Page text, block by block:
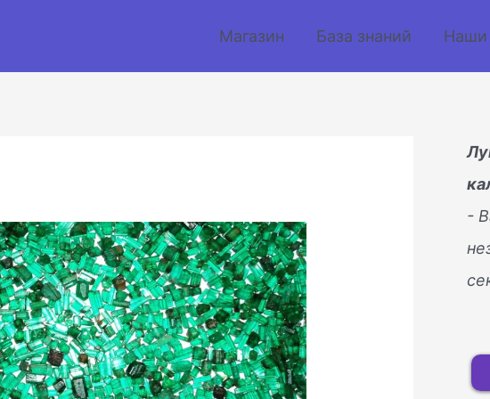
Магазин База знаний Наши
-